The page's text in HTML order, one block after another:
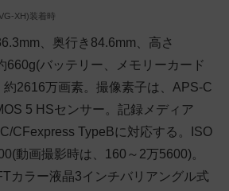
XH)装着時
、奥行き84.6mm、高さ
660g(バッテリー、メモリーカード
2616万画素。撮像素子は、APS-C
5 HSセンサー。記録メディア
CFexpress TypeBに対応する。ISO
動画撮影時は、160～2万5600)。
カラー液晶3インチバリアングル式